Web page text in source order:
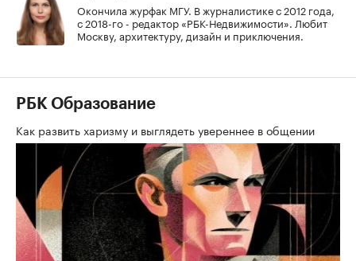
Окончила журфак МГУ. В журналистике с 2012 года,
с 2018-го - редактор «РБК-Недвижимости». Любит
Москву, архитектуру, дизайн и приключения.
РБК Образование
Как развить харизму и выглядеть увереннее в общении